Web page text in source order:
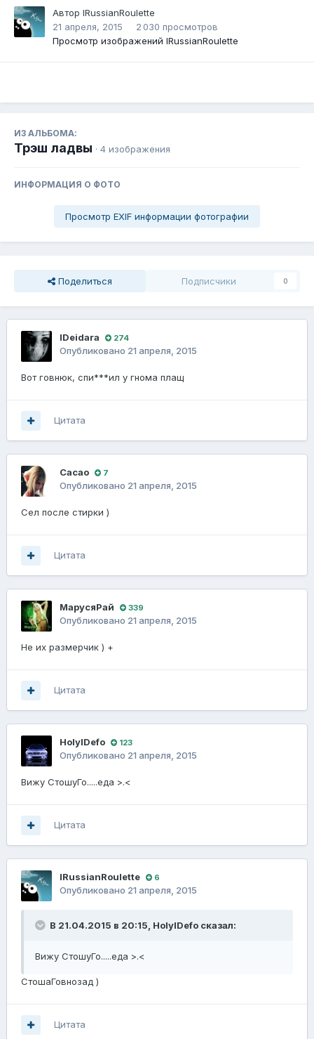
Автор lRussianRoulette
21 апреля, 2015
2 030 просмотров
Просмотр изображений lRussianRoulette
ИЗ АЛЬБОМА:
Трэш ладвы · 4 изображения
ИНФОРМАЦИЯ О ФОТО
Просмотр EXIF информации фотографии
Поделиться Подписчики 0
lDeidara 274
Опубликовано 21 апреля, 2015
Вот говнюк, спи***ил у гнома плащ
Цитата
Cacao 7
Опубликовано 21 апреля, 2015
Сел после стирки )
Цитата
МарусяРай 339
Опубликовано 21 апреля, 2015
Не их размерчик ) +
Цитата
HolylDefo 123
Опубликовано 21 апреля, 2015
Вижу СтошуГо.....еда >.<
Цитата
lRussianRoulette 6
Опубликовано 21 апреля, 2015
В 21.04.2015 в 20:15, HolylDefo сказал:
Вижу СтошуГо.....еда >.<
СтошаГовнозад )
Цитата